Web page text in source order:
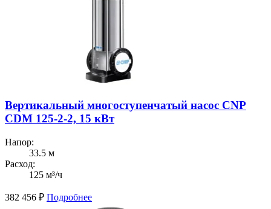
Вертикальный многоступенчатый насос CNP
CDM 125-2-2, 15 кВт
Напор:
33.5 м
Расход:
125 м³/ч
382 456 ₽ Подробнее